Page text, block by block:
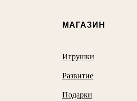
МАГАЗИН
Игрушки
Развитие
Подарки